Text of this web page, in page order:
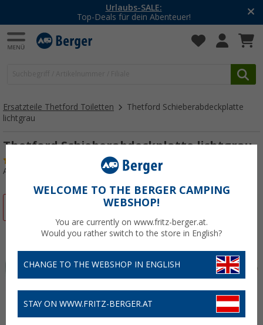
Urlaubs-SALE:
Top-Deals für dein Abenteuer!
Ersatzteile Thetford Toiletten
Thetford Schieberabdeckplatte
lichtgrau
Thetford Schieberabdeckplatte lichtgrau
Art.-Nr.: 100543
WELCOME TO THE BERGER CAMPING
WEBSHOP!
You are currently on www.fritz-berger.at.
Would you rather switch to the store in English?
CHANGE TO THE WEBSHOP IN ENGLISH
STAY ON WWW.FRITZ-BERGER.AT